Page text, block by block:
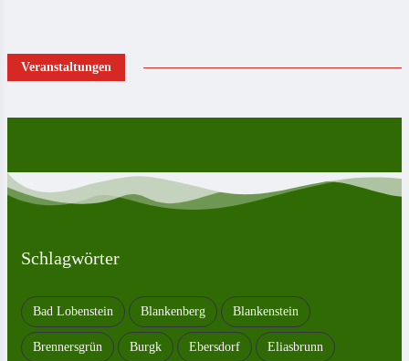
Veranstaltungen
Schlagwörter
Bad Lobenstein Blankenberg Blankenstein
Brennersgrün Burgk Ebersdorf Eliasbrunn